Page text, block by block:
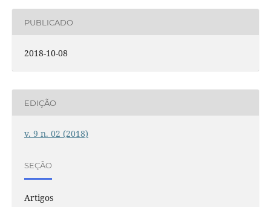
PUBLICADO
2018-10-08
EDIÇÃO
v. 9 n. 02 (2018)
SEÇÃO
Artigos